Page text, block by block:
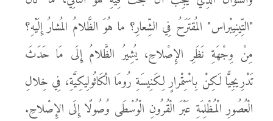
"التِّينِيبْراس" المُقتَرَحُ فِي الشِّعارِ؟ ما هُوَ الظَّلامُ المُشارُ إِلَيْهِ؟
مِنْ وِجْهَةِ نَظَرِ الإِصْلاحِ، يُشِيرُ الظَّلامُ إِلَى مَا حَدَثَ
تَدْرِيجِيًّا لَكِنْ بِاسْتِمْرارٍ لِكَنِيسَةِ رُومَا الْكَاثُولِيكِيَّةِ، فِي خِلالِ
الْعُصُورِ الْمُظْلِمَةِ عَبْرَ الْقُرُونِ الْوُسْطَى وُصُولًا إِلَى الإِصْلاحِ.